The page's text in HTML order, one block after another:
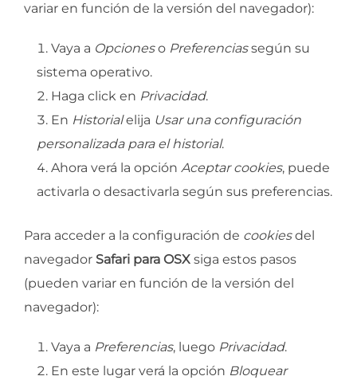
variar en función de la versión del navegador):
Vaya a Opcioneso Preferenciassegún su
sistema operativo.
Haga click en Privacidad.
En Historialelija Usar una configuración
personalizada para el historial.
Ahora verá la opción Aceptar cookies, puede
activarla o desactivarla según sus preferencias.
Para acceder a la configuración de cookiesdel
navegador Safari para OSX siga estos pasos
(pueden variar en función de la versión del
navegador):
Vaya a Preferencias, luego Privacidad.
En este lugar verá la opción Bloquear